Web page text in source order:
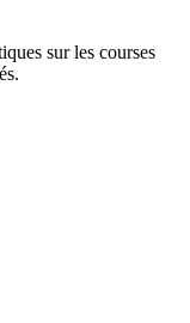
sur les courses